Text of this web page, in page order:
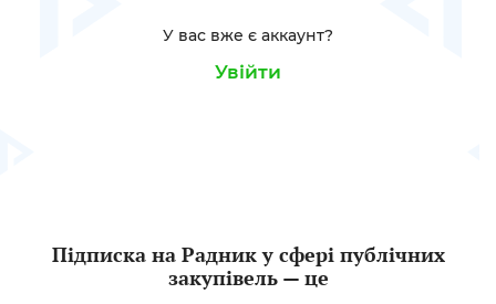
У вас вже є аккаунт?
Увійти
Підписка на Радник у сфері публічних
закупівель — це